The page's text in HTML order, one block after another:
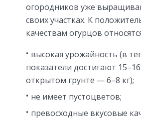
огородников уже
своих участках. К
качествам огурцов
высокая урожайность (в
показатели достигают 15–16
открытом грунте — 6–8 кг);
не имеет пустоцветов;
превосходные вкусовые